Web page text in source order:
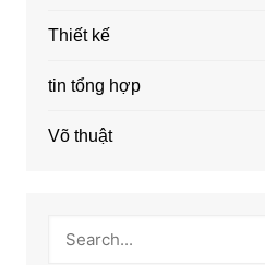
Thiết kế
tin tổng hợp
Võ thuật